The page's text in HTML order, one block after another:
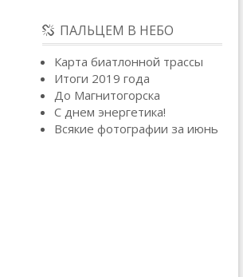
ПАЛЬЦЕМ В НЕБО
Карта биатлонной трассы
Итоги 2019 года
До Магнитогорска
С днем энергетика!
Всякие фотографии за июнь